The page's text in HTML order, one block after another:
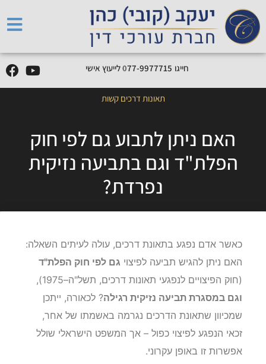
חייגו 7 1 5 050- לייעוץ אישי
תאונות דרכים קשות
האם ניתן לתבוע גם לפי חוק
הפלת"ד וגם בתביעה נזיקית
נפרדת?
כאשר אדם נפגע בתאונת דרכים, עולה לעיתים השאלה:
האם ניתן להגיש תביעה לפיצוי גם לפי חוק הפלת"ד
(חוק הפיצויים לנפגעי תאונות דרכים, תשל"ה–1975),
וגם במסגרת תביעה נזיקית רגילה? לכאורה, ייתכן
שמכיוון שתאונת הדרכים נגרמה באשמתו של אחר,
זכאי הנפגע לפיצוי כפול – אך המשפט הישראלי שולל
אפשרות זו באופן עקרוני.